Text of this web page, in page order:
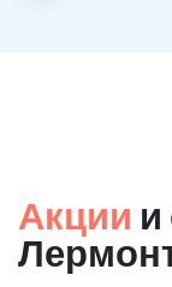
Акции и